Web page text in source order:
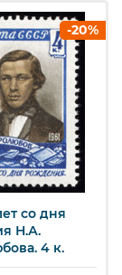
-20%
со дня
Н.А.
4 к.